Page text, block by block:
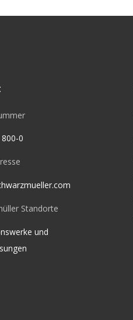
0
Standorte
und